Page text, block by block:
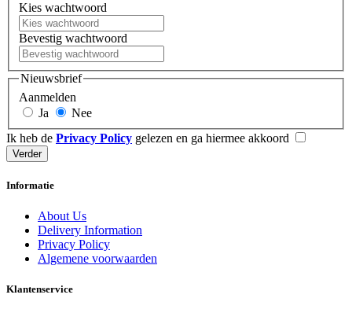
Kies wachtwoord
Bevestig wachtwoord
Nieuwsbrief
Aanmelden
Ja
Nee
Ik heb de Privacy Policy gelezen en ga hiermee akkoord
Informatie
About Us
Delivery Information
Privacy Policy
Algemene voorwaarden
Klantenservice